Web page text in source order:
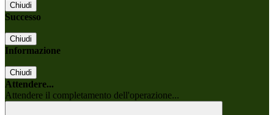
Chiudi
Successo
Chiudi
Informazione
Chiudi
Attendere...
Attendere il completamento dell'operazione...